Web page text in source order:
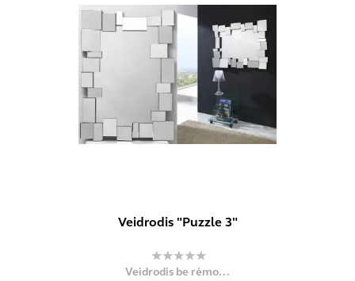
Veidrodis "Puzzle 3"
Veidrodis be rėmo...